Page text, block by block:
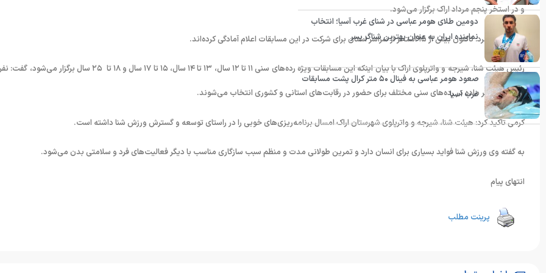
و در استخر پنجم مرداد اراک برگزار می‌شود.
وی تصریح کرد: تاکنون بیش از ۱۵ استخر از سراسر استان برای شرکت در این مسابقات اعلام آمادگی کرده‌اند.
رئیس هیئت شنا، شیرجه و واترپلوی اراک با بیان اینکه این مسابقات ویژه رده‌های سنی ۱۱ تا ۱۲ سال، ۱۳ تا ۱۴ سال، ۱۵ تا ۱۷ سال و ۱۸ تا ۲۵ سال برگزار
اول و دوم هر ماده در رده‌های سنی مختلف برای حضور در رقابت‌های استانی و کشوری انتخاب می‌شوند.
کرمی تاکید کرد: هیئت شنا، شیرجه و واترپلوی شهرستان اراک امسال برنامه‌ریزی‌های خوبی را در راستای توسعه و گسترش ورزش شنا داشته است.
به گفته وی ورزش شنا فواید بسیاری برای انسان دارد و تمرین طولانی مدت و منظم سبب سازگاری مناسب با دیگر فعالیت‌های فرد و سلامتی بدن می‌شود.
انتهای پیام
پرینت مطلب
دومین طلای هومر عباسی در شنای غرب آسیا؛ انتخاب
نماینده ایران به عنوان بهترین شناگر پسر
صعود هومر عباسی به فینال ۵۰ متر کرال پشت مسابقات
غرب آسیا